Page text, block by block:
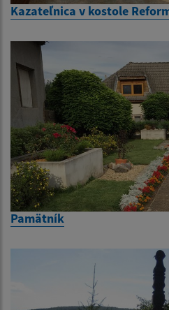
Kazateľnica v kostole
Pamätník